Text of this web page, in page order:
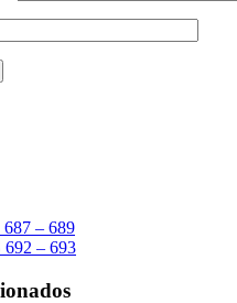
– 689
– 693